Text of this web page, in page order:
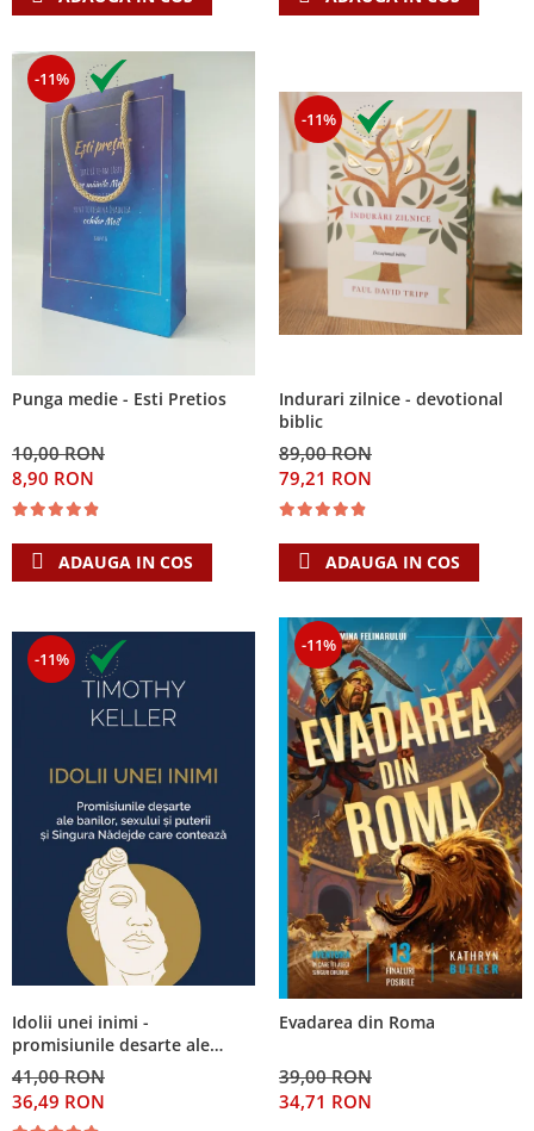
-11%
Punga medie - Esti Pretios
10,00 RON
8,90 RON
ADAUGA IN COS
-11%
Indurari zilnice - devotional
biblic
89,00 RON
79,21 RON
ADAUGA IN COS
-11%
Idolii unei inimi -
promisiunile desarte ale
banilor, sexului si puterii si
Singura Nadejde care
conteaza
41,00 RON
36,49 RON
-11%
Evadarea din Roma
39,00 RON
34,71 RON